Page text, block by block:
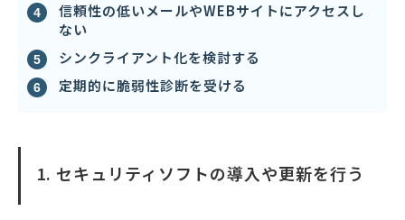
信頼性の低いメールやWEBサイトにアクセスし
ない
シンクライアント化を検討する
定期的に脆弱性診断を受ける
1. セキュリティソフトの導入や更新を行う